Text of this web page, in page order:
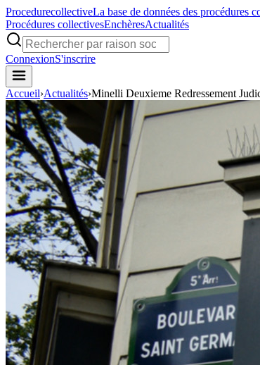
ProcedurecollectiveLa base de données des procédures
Procédures collectivesEnchèresActualités
ConnexionS'inscrire
Accueil›Actualités›Minelli Deuxieme Redressement